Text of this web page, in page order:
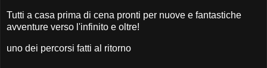
Tutti a casa prima di cena pronti per nuove e fantastiche
avventure verso l'infinito e oltre!
uno dei percorsi fatti al ritorno